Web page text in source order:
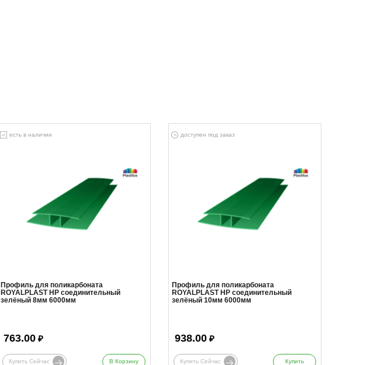
есть в наличии
Профиль для поликарбоната
ROYALPLAST HP соединительный
зелёный 8мм 6000мм
763.00 ₽
Купить Сейчас В Корзину
доступен под заказ
Профиль для поликарбоната
ROYALPLAST HP соединительный
зелёный 10мм 6000мм
938.00₽
Купить Сейчас Купить